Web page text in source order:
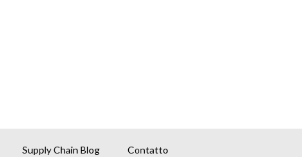
Supply Chain Blog Contatto